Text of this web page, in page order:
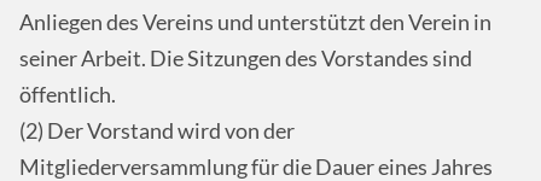
Anliegen des Vereins und unterstützt den Verein in
seiner Arbeit. Die Sitzungen des Vorstandes sind
öffentlich.
(2) Der Vorstand wird von der
Mitgliederversammlung für die Dauer eines Jahres